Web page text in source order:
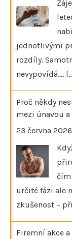
jednotlivými
rozdíly.
nevypovídá.…
Proč někdy
mezi únavou
23 června 2026
čím
určité fázi ale
zkušenost –
Firemní akce